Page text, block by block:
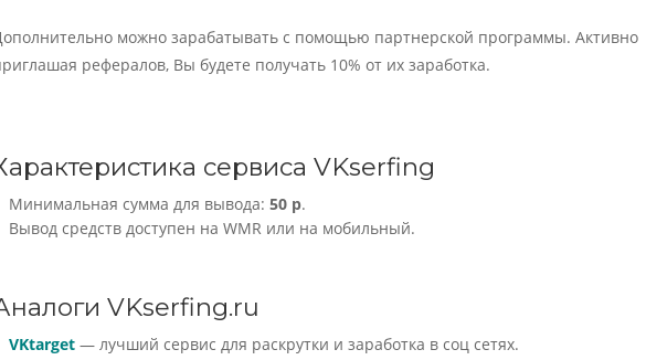
можно зарабатывать с помощью партнерской программы. Активно
рефералов, Вы будете получать 10% от их заработка.
сервиса VKserfing
Минимальная сумма для вывода: 50 р.
Вывод средств доступен на WMR или на мобильный.
VKserfing.ru
VKtarget — лучший сервис для раскрутки и заработка в соц сетях.